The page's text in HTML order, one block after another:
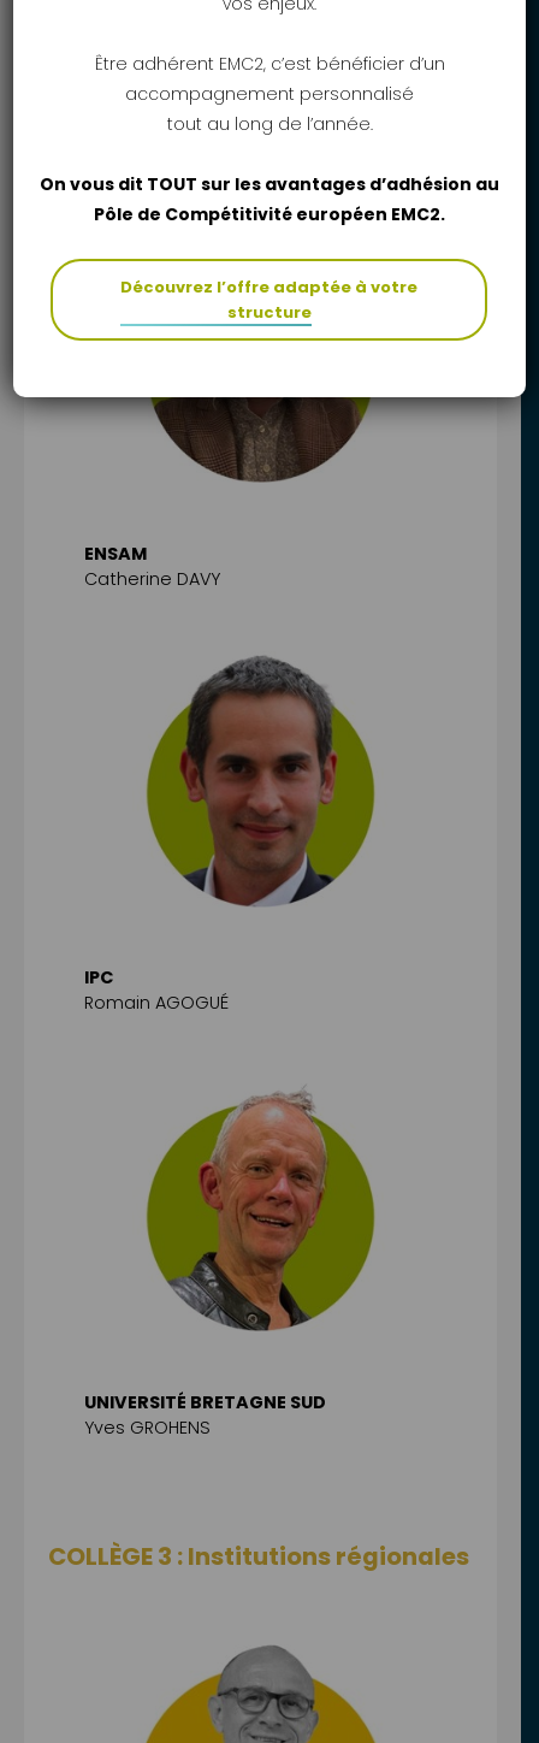
NANTES UNIVERSITE
Frédéric JACQUEMIN
ENSAM
Catherine DAVY
IPC
Romain AGOGUÉ
UNIVERSITÉ BRETAGNE SUD
Yves GROHENS
COLLÈGE 3 : Institutions régionales
Être adhérent EMC2, c’est bénéficier d’un
accompagnement personnalisé
tout au long de l’année.
On vous dit TOUT sur les avantages d’adhésion au
Pôle de Compétitivité européen EMC2.
Découvrez l’offre adaptée à votre
structure